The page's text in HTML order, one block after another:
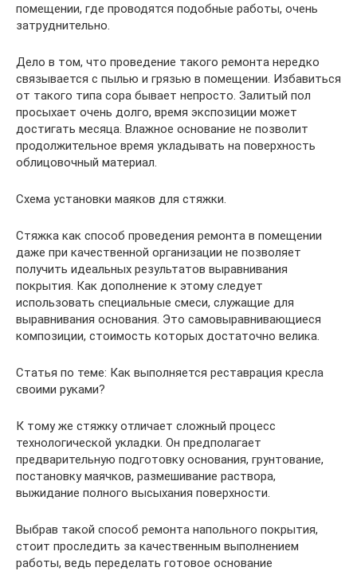
помещении, где проводятся подобные работы, очень
затруднительно.
Дело в том, что проведение такого ремонта нередко
связывается с пылью и грязью в помещении. Избавиться
от такого типа сора бывает непросто. Залитый пол
просыхает очень долго, время экспозиции может
достигать месяца. Влажное основание не позволит
продолжительное время укладывать на поверхность
облицовочный материал.
Схема установки маяков для стяжки.
Стяжка как способ проведения ремонта в помещении
даже при качественной организации не позволяет
получить идеальных результатов выравнивания
покрытия. Как дополнение к этому следует
использовать специальные смеси, служащие для
выравнивания основания. Это самовыравнивающиеся
композиции, стоимость которых достаточно велика.
Статья по теме: Как выполняется реставрация кресла
своими руками?
К тому же стяжку отличает сложный процесс
технологической укладки. Он предполагает
предварительную подготовку основания, грунтование,
постановку маячков, размешивание раствора,
выжидание полного высыхания поверхности.
Выбрав такой способ ремонта напольного покрытия,
стоит проследить за качественным выполнением
работы, ведь переделать готовое основание